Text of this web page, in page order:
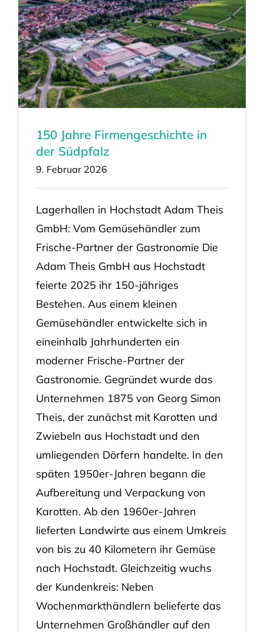
150 Jahre Firmengeschichte in
der Südpfalz
9. Februar 2026
Lagerhallen in Hochstadt Adam Theis
GmbH: Vom Gemüsehändler zum
Frische-Partner der Gastronomie Die
Adam Theis GmbH aus Hochstadt
feierte 2025 ihr 150-jähriges
Bestehen. Aus einem kleinen
Gemüsehändler entwickelte sich in
eineinhalb Jahrhunderten ein
moderner Frische-Partner der
Gastronomie. Gegründet wurde das
Unternehmen 1875 von Georg Simon
Theis, der zunächst mit Karotten und
Zwiebeln aus Hochstadt und den
umliegenden Dörfern handelte. In den
späten 1950er-Jahren begann die
Aufbereitung und Verpackung von
Karotten. Ab den 1960er-Jahren
lieferten Landwirte aus einem Umkreis
von bis zu 40 Kilometern ihr Gemüse
nach Hochstadt. Gleichzeitig wuchs
der Kundenkreis: Neben
Wochenmarkthändlern belieferte das
Unternehmen Großhändler auf den